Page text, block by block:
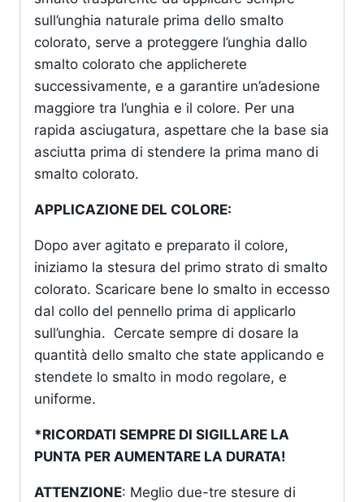
sull’unghia naturale prima dello smalto
colorato, serve a proteggere l’unghia dallo
smalto colorato che applicherete
successivamente, e a garantire un’adesione
maggiore tra l’unghia e il colore. Per una
rapida asciugatura, aspettare che la base sia
asciutta prima di stendere la prima mano di
smalto colorato.
APPLICAZIONE DEL COLORE:
Dopo aver agitato e preparato il colore,
iniziamo la stesura del primo strato di smalto
colorato. Scaricare bene lo smalto in eccesso
dal collo del pennello prima di applicarlo
sull’unghia. Cercate sempre di dosare la
quantità dello smalto che state applicando e
stendete lo smalto in modo regolare, e
uniforme.
*RICORDATI SEMPRE DI SIGILLARE LA
PUNTA PER AUMENTARE LA DURATA!
ATTENZIONE: Meglio due-tre stesure di